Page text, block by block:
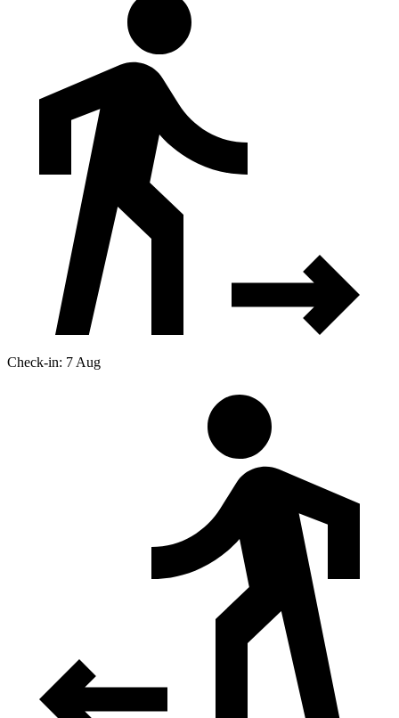
Check-in: 7 Aug